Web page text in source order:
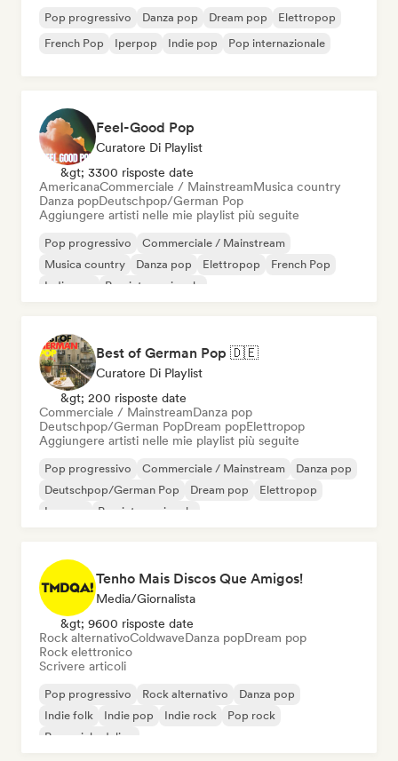
Pop progressivo Danza pop Dream pop
Elettropop
French Pop
Iperpop Indie pop Pop internazionale
Feel-Good Pop
Curatore Di Playlist
&gt; 3300 risposte date
AmericanaCommerciale / MainstreamMusica country
Danza popDeutschpop/German Pop
Aggiungere artisti nelle mie playlist più seguite
Pop progressivo
Commerciale / Mainstream
Musica country
Danza pop Elettropop
French Pop
Indie pop
Pop internazionale
Best of German Pop 🇩🇪
Curatore Di Playlist
&gt; 200 risposte date
Commerciale / MainstreamDanza pop
Deutschpop/German PopDream popElettropop
Aggiungere artisti nelle mie playlist più seguite
Pop progressivo Commerciale / Mainstream
Danza pop
Deutschpop/German Pop
Dream pop
Elettropop
Iperpop
Pop internazionale
Tenho Mais Discos Que Amigos!
Media/Giornalista
&gt; 9600 risposte date
Rock alternativoColdwaveDanza popDream pop
Rock elettronico
Scrivere articoli
Pop progressivo Rock alternativo
Danza pop
Indie folk
Indie pop Indie rock
Pop rock
Pop psichedelico